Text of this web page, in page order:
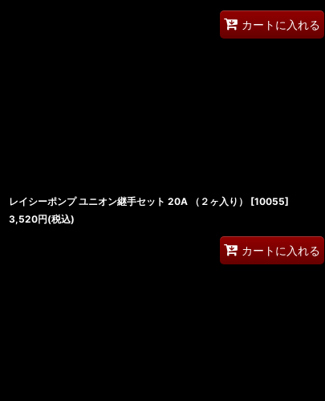
カートに入れる
レイシーポンプ ユニオン継手セット 20A （２ヶ入り） [10055]
3,520円(税込)
カートに入れる